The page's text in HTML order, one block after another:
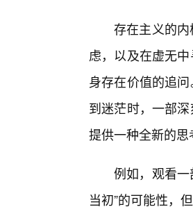
存在主义的
虑，以及在虚无
身存在价值的追
到迷茫时，一部
提供一种全新的思
例如，观看
当初”的可能性，